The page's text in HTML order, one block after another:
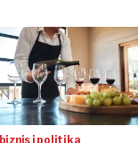
biznis i politika